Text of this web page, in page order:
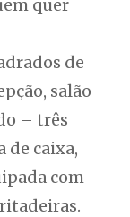
quer
de
salão
– três
de caixa,
com